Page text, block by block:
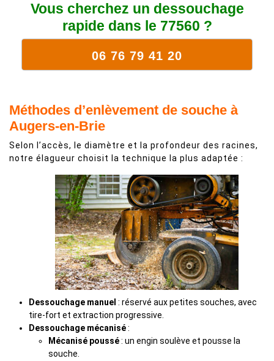
Vous cherchez un dessouchage
rapide dans le 77560 ?
06 76 79 41 20
Méthodes d’enlèvement de souche à
Augers-en-Brie
Selon l’accès, le diamètre et la profondeur des racines,
notre élagueur choisit la technique la plus adaptée :
Dessouchage manuel : réservé aux petites souches, avec
tire-fort et extraction progressive.
Dessouchage mécanisé:
Mécanisé poussé: un engin soulève et pousse la
souche.